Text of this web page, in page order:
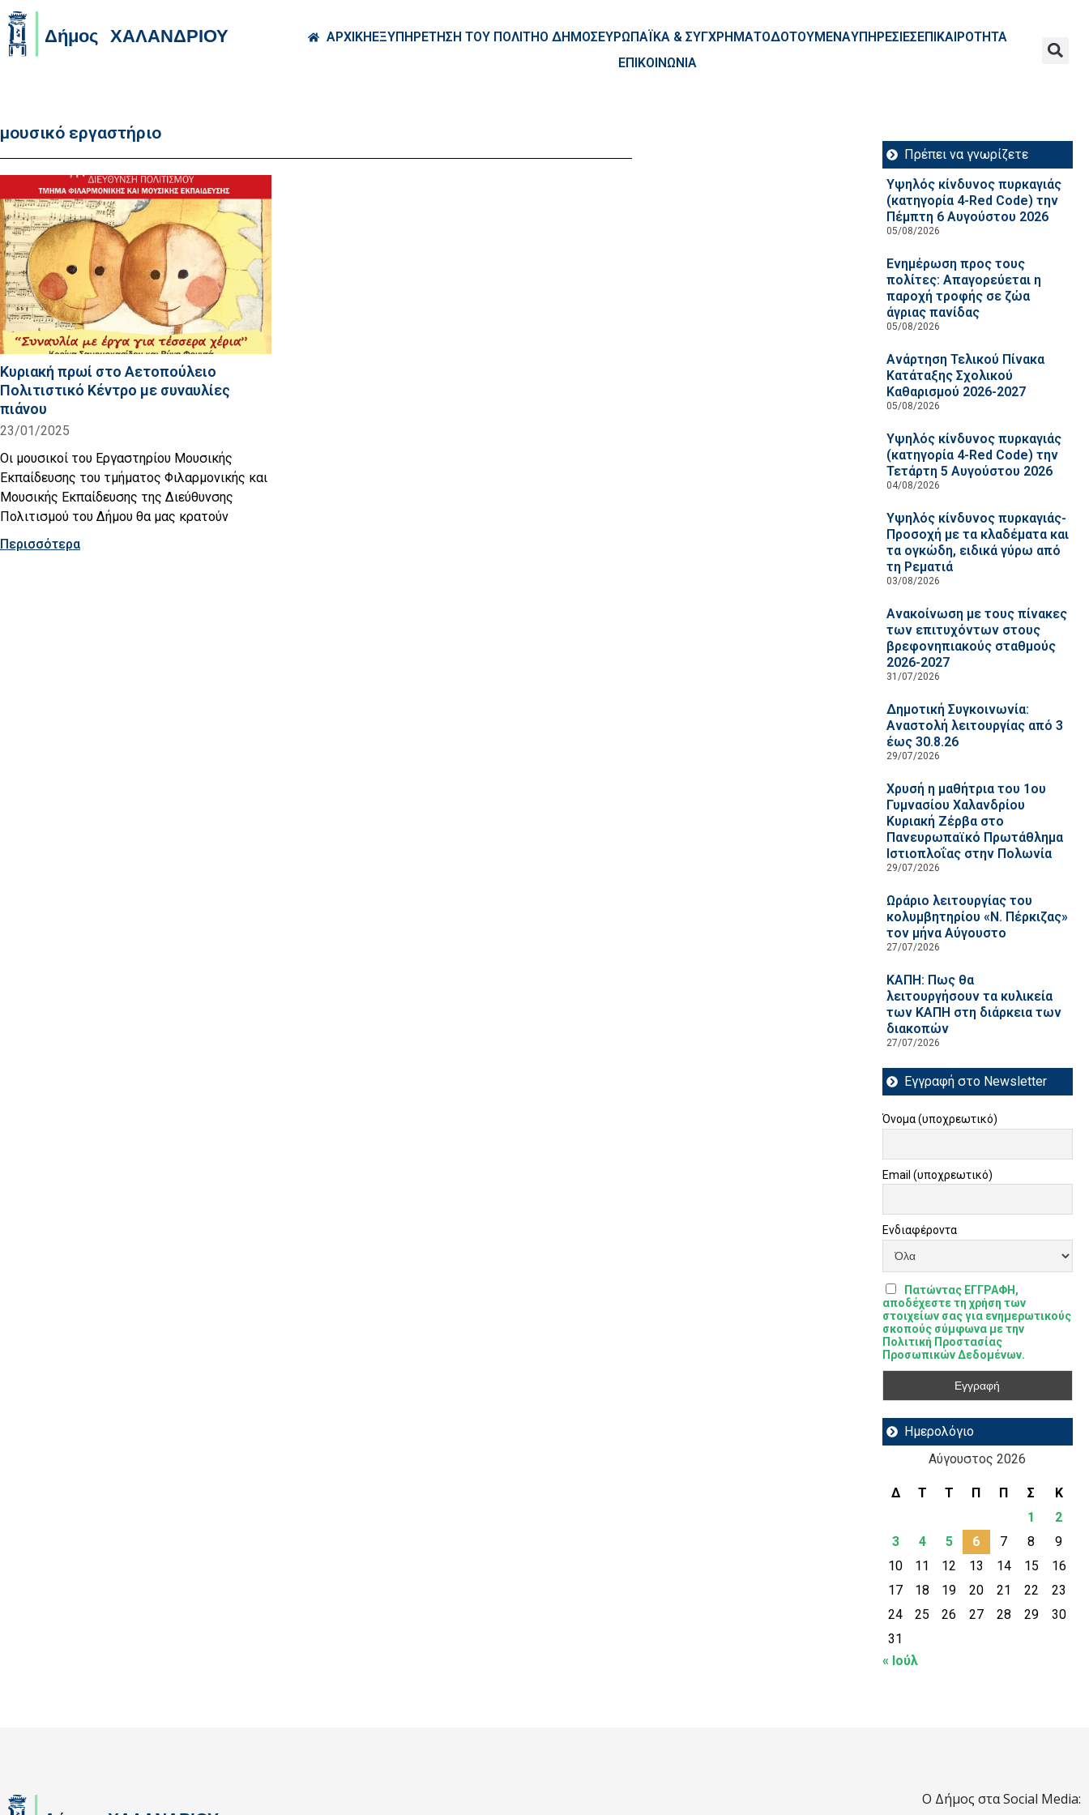
ΑΡΧΙΚΗΕΞΥΠΗΡΕΤΗΣΗ ΤΟΥ ΠΟΛΙΤΗΟ ΔΗΜΟΣΕΥΡΩΠΑΪΚΑ & ΣΥΓΧΡΗΜΑΤΟΔΟΤΟΥΜΕΝΑΥΠΗΡΕΣΙΕΣΕΠΙΚΑΙΡΟΤΗΤΑ
ΕΠΙΚΟΙΝΩΝΙΑ
μουσικό εργαστήριο
Κυριακή πρωί στο Αετοπούλειο
Πολιτιστικό Κέντρο με συναυλίες
πιάνου
23/01/2025
Οι μουσικοί του Εργαστηρίου Μουσικής
Εκπαίδευσης του τμήματος Φιλαρμονικής και
Μουσικής Εκπαίδευσης της Διεύθυνσης
Πολιτισμού του Δήμου θα μας κρατούν
Περισσότερα
Πρέπει να γνωρίζετε
Υψηλός κίνδυνος πυρκαγιάς
(κατηγορία 4-Red Code) την
Πέμπτη 6 Αυγούστου 2026
05/08/2026
Ενημέρωση προς τους
πολίτες: Απαγορεύεται η
παροχή τροφής σε ζώα
άγριας πανίδας
05/08/2026
Ανάρτηση Τελικού Πίνακα
Κατάταξης Σχολικού
Καθαρισμού 2026-2027
05/08/2026
Υψηλός κίνδυνος πυρκαγιάς
(κατηγορία 4-Red Code) την
Τετάρτη 5 Αυγούστου 2026
04/08/2026
Υψηλός κίνδυνος πυρκαγιάς-
Προσοχή με τα κλαδέματα και
τα ογκώδη, ειδικά γύρω από
τη Ρεματιά
03/08/2026
Ανακοίνωση με τους πίνακες
των επιτυχόντων στους
βρεφονηπιακούς σταθμούς
2026-2027
31/07/2026
Δημοτική Συγκοινωνία:
Αναστολή λειτουργίας από 3
έως 30.8.26
29/07/2026
Χρυσή η μαθήτρια του 1ου
Γυμνασίου Χαλανδρίου
Κυριακή Ζέρβα στο
Πανευρωπαϊκό Πρωτάθλημα
Ιστιοπλοΐας στην Πολωνία
29/07/2026
Ωράριο λειτουργίας του
κολυμβητηρίου «Ν. Πέρκιζας»
τον μήνα Αύγουστο
27/07/2026
ΚΑΠΗ: Πως θα
λειτουργήσουν τα κυλικεία
των ΚΑΠΗ στη διάρκεια των
διακοπών
27/07/2026
Εγγραφή στο Newsletter
Όνομα (υποχρεωτικό)
Email (υποχρεωτικό)
Ενδιαφέροντα
Πατώντας ΕΓΓΡΑΦΗ,
αποδέχεστε τη χρήση των
στοιχείων σας για ενημερωτικούς
σκοπούς σύμφωνα με την
Πολιτική Προστασίας
Προσωπικών Δεδομένων.
Ημερολόγιο
Αύγουστος 2026
Δ Τ Τ Π Π Σ
Κ
1
2
3
4 5 6 7 8
9
10
11 12 13 14 15
16
17
18 19 20 21 22
23
24
25 26 27 28 29
30
31
« Ιούλ
Ο Δήμος στα Social Media: